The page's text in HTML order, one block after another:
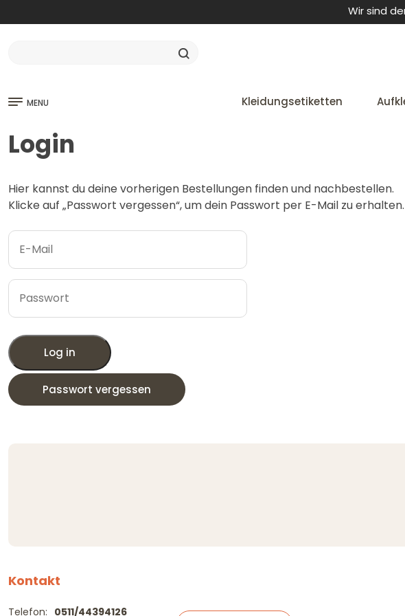
Wir sind
MENU Kleidungsetiketten
Login
Hier kannst du deine vorherigen Bestellungen finden und nachbestellen.
Klicke auf „Passwort vergessen“, um dein Passwort per E-Mail zu erhalten.
Log in
Passwort vergessen
Kontakt
Telefon: 0511/44394126